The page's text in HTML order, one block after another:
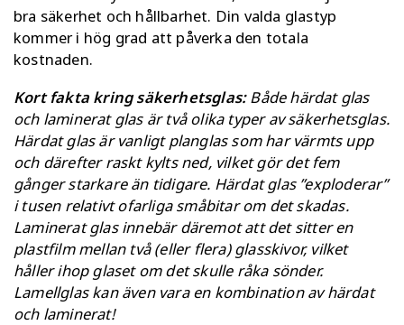
bra säkerhet och hållbarhet. Din valda glastyp
kommer i hög grad att påverka den totala
kostnaden.
Kort fakta kring säkerhetsglas:Både härdat glas
och laminerat glas är två olika typer av säkerhetsglas.
Härdat glas är vanligt planglas som har värmts upp
och därefter raskt kylts ned, vilket gör det fem
gånger starkare än tidigare. Härdat glas ”exploderar”
i tusen relativt ofarliga småbitar om det skadas.
Laminerat glas innebär däremot att det sitter en
plastfilm mellan två (eller flera) glasskivor, vilket
håller ihop glaset om det skulle råka sönder.
Lamellglas kan även vara en kombination av härdat
och laminerat!